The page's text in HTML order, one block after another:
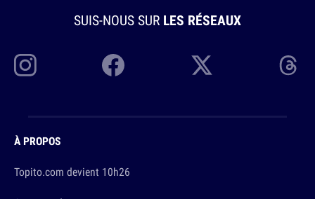
SUIS-NOUS SUR LES RÉSEAUX
À PROPOS
Topito.com devient 10h26